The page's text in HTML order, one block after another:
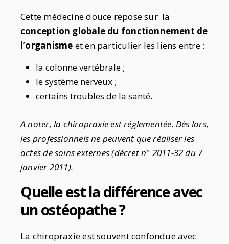
Cette médecine douce repose sur la
conception globale du fonctionnement de
l’organisme et en particulier les liens entre :
la colonne vertébrale ;
le système nerveux ;
certains troubles de la santé.
A noter, la chiropraxie est réglementée. Dès lors,
les professionnels ne peuvent que réaliser les
actes de soins externes (décret n° 2011-32 du 7
janvier 2011).
Quelle est la différence avec
un ostéopathe ?
La chiropraxie est souvent confondue avec